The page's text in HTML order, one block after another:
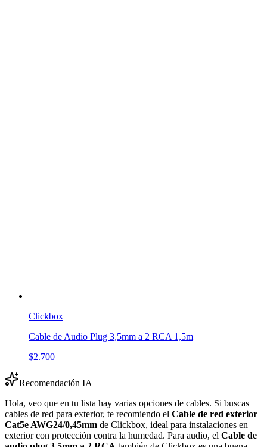
Clickbox
Cable de Audio Plug 3,5mm a 2 RCA 1,5m
$2.700
Recomendación IA
Hola, veo que en tu lista hay varias opciones de cables. Si buscas
cables de red para exterior, te recomiendo el Cable de red exterior
Cat5e AWG24/0,45mm de Clickbox, ideal para instalaciones en
exterior con protección contra la humedad. Para audio, el Cable de